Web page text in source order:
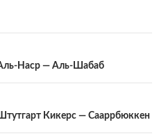
Аль-Наср — Аль-Шабаб
Кикерс — Сааррбюккен